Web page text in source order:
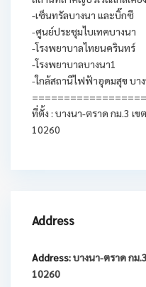
-เซ็นทรัลบางนา และบิ๊กซี
-ศูนย์ประชุมไบเทคบางนา
-โรงพยาบาลไทยนครินทร์
-โรงพยาบาลบางนา1
-ใกล้สถานีไฟฟ้าอุดมสุข บา
ที่ตั้ง : บางนา-ตราด กม.3 เข
10260
Address
Address:บางนา-ตราด กม
10260